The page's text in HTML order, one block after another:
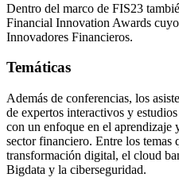
Dentro del marco de FIS23
Financial Innovation Awards
Innovadores Financieros.
Temáticas
Además de conferencias, los
de expertos interactivos y
con un enfoque en el aprendizaje
sector financiero. Entre los temas
transformación digital, el cloud
Bigdata y la ciberseguridad.